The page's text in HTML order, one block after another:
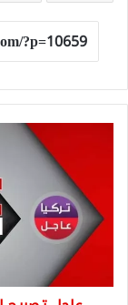
الخارجية
السعودي
يواجه